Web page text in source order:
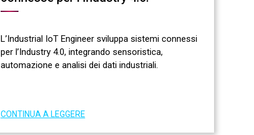
L’Industrial IoT Engineer sviluppa sistemi connessi
per l’Industry 4.0, integrando sensoristica,
automazione e analisi dei dati industriali.
CONTINUA A LEGGERE